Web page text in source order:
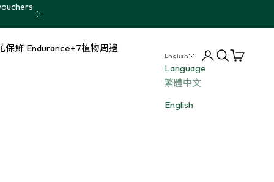
Next
保鮮 Endurance+7植物周邊
English
Language
繁體中文
English
LoginSearch
Cart